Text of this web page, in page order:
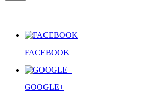
FACEBOOK
GOOGLE+